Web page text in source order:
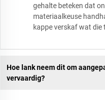
gehalte beteken dat
materiaalkeuse
kappe verskaf wat
Hoe lank neem dit om
vervaardig?